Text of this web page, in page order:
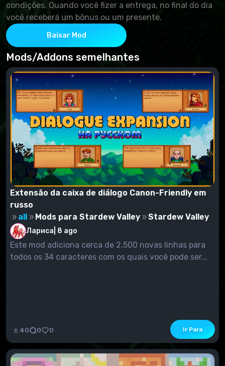
condições. Quando você fizer a entrega, no final do dia
você receberá um bônus ou um presente.
Baixar Mod
Mods/Addons semelhantes
Extensão da caixa de diálogo Canon-Friendly em
russo
all
Mods para Stardew Valley Stardew Valley
Лариса 8 ago
Este mod adiciona cerca de 2.500 novas linhas para
todos os 34 caracteres com os quais você pode ser...
40 0 0 Ir Para